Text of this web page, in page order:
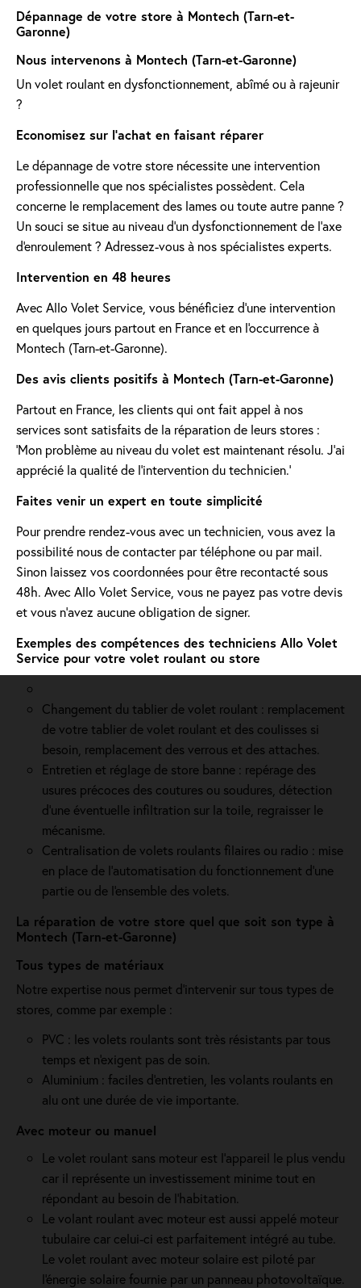
Dépannage de votre store à Montech (Tarn-et-
Garonne)
Nous intervenons à Montech (Tarn-et-Garonne)
Un volet roulant en dysfonctionnement, abîmé ou à rajeunir
?
Economisez sur l'achat en faisant réparer
Le dépannage de votre store nécessite une intervention
professionnelle que nos spécialistes possèdent. Cela
concerne le remplacement des lames ou toute autre panne ?
Un souci se situe au niveau d'un dysfonctionnement de l'axe
d'enroulement ? Adressez-vous à nos spécialistes experts.
Intervention en 48 heures
Avec Allo Volet Service, vous bénéficiez d'une intervention
en quelques jours partout en France et en l'occurrence à
Montech (Tarn-et-Garonne).
Des avis clients positifs à Montech (Tarn-et-Garonne)
Partout en France, les clients qui ont fait appel à nos
services sont satisfaits de la réparation de leurs stores :
'Mon problème au niveau du volet est maintenant résolu. J’ai
apprécié la qualité de l’intervention du technicien.'
Faites venir un expert en toute simplicité
Pour prendre rendez-vous avec un technicien, vous avez la
possibilité nous de contacter par téléphone ou par mail.
Sinon laissez vos coordonnées pour être recontacté sous
48h. Avec Allo Volet Service, vous ne payez pas votre devis
et vous n'avez aucune obligation de signer.
Exemples des compétences des techniciens Allo Volet
Service pour votre volet roulant ou store
Changement du tablier de volet roulant : remplacement
de votre tablier de volet roulant et des coulisses si
besoin, remplacement des verrous et des attaches.
Entretien et réglage de store banne : repérage des
usures précoces des coutures ou soudures, détection
d'une éventuelle infiltration sur la toile, regraisser le
mécanisme.
Centralisation de volets roulants filaires ou radio : mise
en place de l'automatisation du fonctionnement d’une
partie ou de l'ensemble des volets.
La réparation de votre store quel que soit son type à
Montech (Tarn-et-Garonne)
Tous types de matériaux
Notre expertise nous permet d'intervenir sur tous types de
stores, comme par exemple :
PVC : les volets roulants sont très résistants par tous
temps et n'exigent pas de soin.
Aluminium : faciles d'entretien, les volants roulants en
alu ont une durée de vie importante.
Avec moteur ou manuel
Le volet roulant sans moteur est l'appareil le plus vendu
car il représente un investissement minime tout en
répondant au besoin de l'habitation.
Le volant roulant avec moteur est aussi appelé moteur
tubulaire car celui-ci est parfaitement intégré au tube.
Le volet roulant avec moteur solaire est piloté par
l'énergie solaire fournie par un panneau photovoltaïque.